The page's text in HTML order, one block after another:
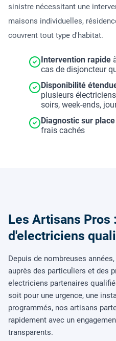
sinistre nécessitant une
maisons individuelles,
couvrent tout type d'habitat.
Intervention rapide
cas de disjoncteur
Disponibilité
plusieurs
soirs, week-ends,
Diagnostic sur place
frais cachés
Les Artisans Pros
d'electriciens
Depuis de nombreuses
auprès des particuliers et des
electriciens partenaires
soit pour une urgence, une
programmés, nos artisans
rapidement avec un
transparents.